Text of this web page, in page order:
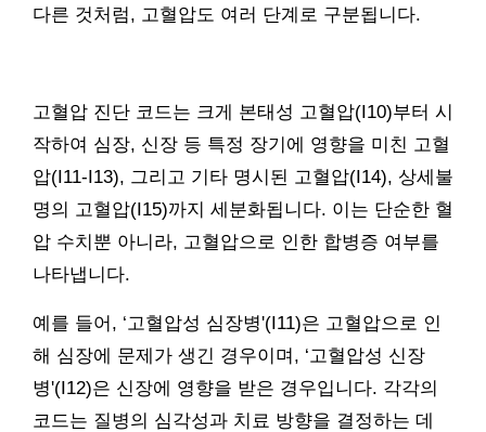
다른 것처럼, 고혈압도 여러 단계로 구분됩니다.
고혈압 진단 코드는 크게 본태성 고혈압(I10)부터 시
작하여 심장, 신장 등 특정 장기에 영향을 미친 고혈
압(I11-I13), 그리고 기타 명시된 고혈압(I14), 상세불
명의 고혈압(I15)까지 세분화됩니다. 이는 단순한 혈
압 수치뿐 아니라, 고혈압으로 인한 합병증 여부를
나타냅니다.
예를 들어, ‘고혈압성 심장병'(I11)은 고혈압으로 인
해 심장에 문제가 생긴 경우이며, ‘고혈압성 신장
병'(I12)은 신장에 영향을 받은 경우입니다. 각각의
코드는 질병의 심각성과 치료 방향을 결정하는 데